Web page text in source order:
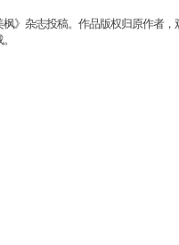
》杂志投稿。作品版权归原作者